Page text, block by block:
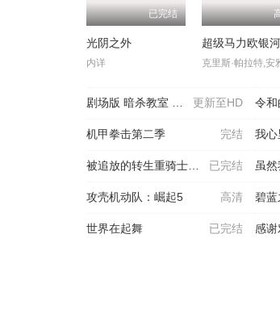
已完结
光阴之外
内详
更新至HD
剧场版 暗杀教室 大家的 令和
完结
机甲拳击第二季 我心
已完结
被追放的转生重骑士用游戏 虽然
高清
攻壳机动队：崛起5 碧
已完结
世界在起舞 感谢